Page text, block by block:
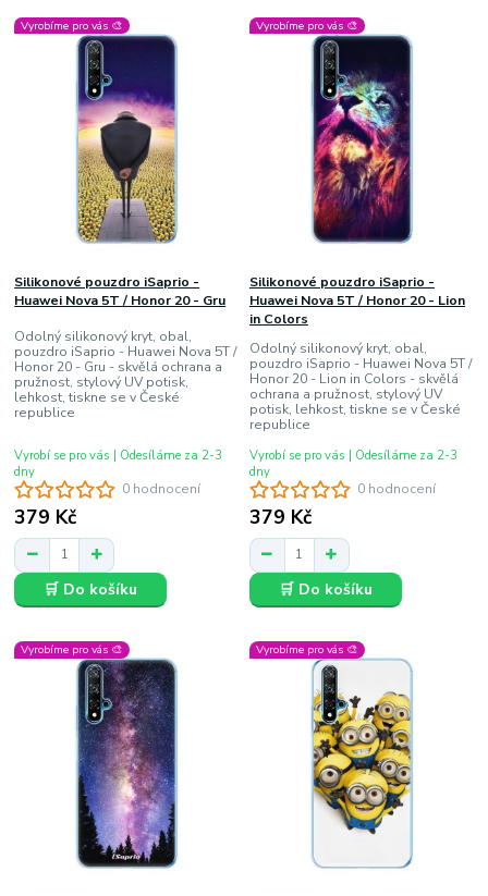
Vyrobíme pro vás 🎨
0 hodnocení
Silikonové pouzdro iSaprio -
Huawei Nova 5T / Honor 20 - Gru
Odolný silikonový kryt, obal,
pouzdro iSaprio - Huawei Nova 5T /
Honor 20 - Gru - skvělá ochrana a
pružnost, stylový UV potisk,
lehkost, tiskne se v České
republice
379 Kč
Vyrobí se pro vás | Odesíláme za 2-3
dny
🛒 Do košíku
Vyrobíme pro vás 🎨
0 hodnocení
Silikonové pouzdro iSaprio -
Huawei Nova 5T / Honor 20 - Lion
in Colors
Odolný silikonový kryt, obal,
pouzdro iSaprio - Huawei Nova 5T /
Honor 20 - Lion in Colors - skvělá
ochrana a pružnost, stylový UV
potisk, lehkost, tiskne se v České
republice
379 Kč
Vyrobí se pro vás | Odesíláme za 2-3
dny
🛒 Do košíku
Vyrobíme pro vás 🎨 Vyrobíme pro vás 🎨